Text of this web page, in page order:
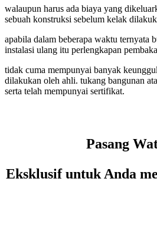
walaupun harus ada biaya yang
sebuah konstruksi sebelum kelak
apabila dalam beberapa waktu ternyata
instalasi ulang itu perlengkapan
tidak cuma mempunyai banyak
dilakukan oleh ahli. tukang bangunan
serta telah mempunyai sertifikat.
Pasang
Eksklusif untuk Anda